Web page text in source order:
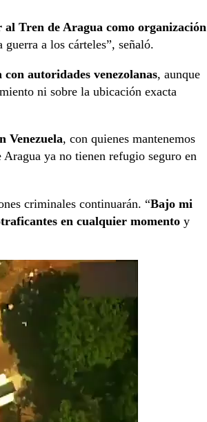
Tren de Aragua como organización
a los cárteles”, señaló.
autoridades venezolanas, aunque
ni sobre la ubicación exacta
Venezuela, con quienes mantenemos
ya no tienen refugio seguro en
criminales continuarán. “Bajo mi
en cualquier momento y